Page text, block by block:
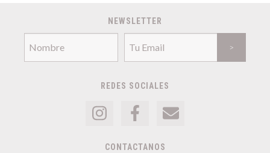
NEWSLETTER
REDES SOCIALES
CONTACTANOS